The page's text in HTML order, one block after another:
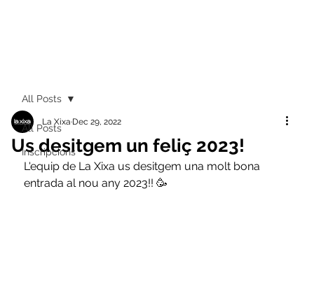
All Posts
Inscripcions
All Posts
Us desitgem un feliç 2023!
La Xixa Dec 29, 2022
L'equip de La Xixa us desitgem una molt bona
entrada al nou any 2023!! 🥳